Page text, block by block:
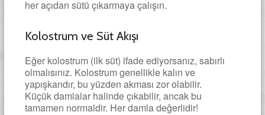
her açıdan sütü çıkarmaya çalışın.
Kolostrum ve Süt Akışı
Eğer kolostrum (ilk süt) ifade ediyorsanız, sabırlı
olmalısınız. Kolostrum genellikle kalın ve
yapışkandır, bu yüzden akması zor olabilir.
Küçük damlalar halinde çıkabilir, ancak bu
tamamen normaldir. Her damla değerlidir!